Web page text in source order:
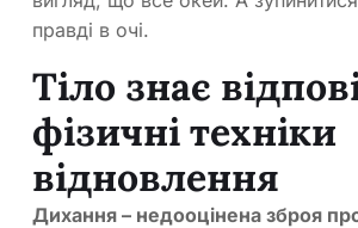
правді в очі.
Тіло знає
фізичні техніки
відновлення
Дихання – недооцінена зброя